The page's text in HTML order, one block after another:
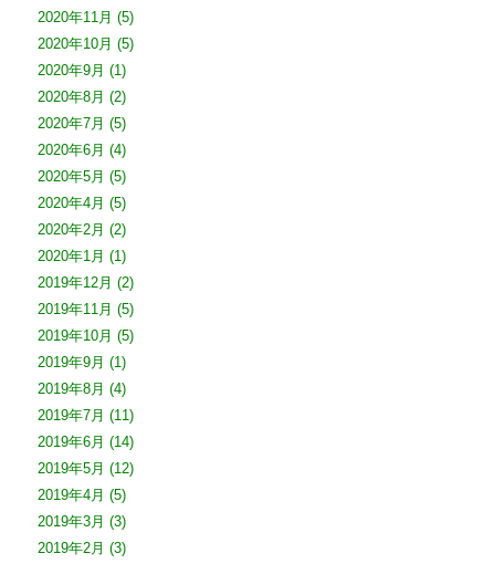
2020年11月 (5)
2020年10月 (5)
2020年9月 (1)
2020年8月 (2)
2020年7月 (5)
2020年6月 (4)
2020年5月 (5)
2020年4月 (5)
2020年2月 (2)
2020年1月 (1)
2019年12月 (2)
2019年11月 (5)
2019年10月 (5)
2019年9月 (1)
2019年8月 (4)
2019年7月 (11)
2019年6月 (14)
2019年5月 (12)
2019年4月 (5)
2019年3月 (3)
2019年2月 (3)